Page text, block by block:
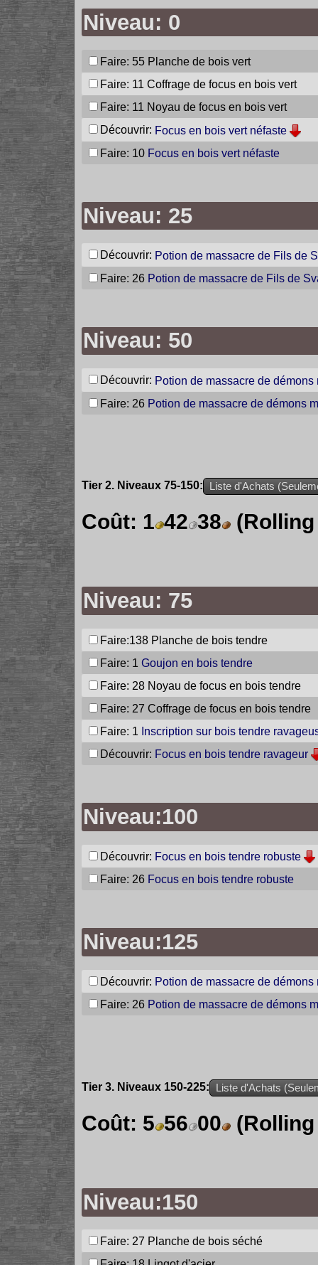
Niveau: 0
Faire: 55 Planche de bois vert
Faire: 11 Coffrage de focus en bois vert
Faire: 11 Noyau de focus en bois vert
Découvrir: Focus en bois vert néfaste
Faire: 10 Focus en bois vert néfaste
Niveau: 25
Découvrir: Potion de massacre de Fils de
Faire: 26 Potion de massacre de Fils de
Niveau: 50
Découvrir: Potion de massacre de démons
Faire: 26 Potion de massacre de démons
Tier 2. Niveaux 75-150: Liste d'Achats
Coût: 1 42 38
Niveau: 75
Faire:138 Planche de bois tendre
Faire: 1 Goujon en bois tendre
Faire: 28 Noyau de focus en bois tendre
Faire: 27 Coffrage de focus en bois tendre
Faire: 1 Inscription sur bois tendre
Découvrir: Focus en bois tendre ravageur
Niveau:100
Découvrir: Focus en bois tendre robuste
Faire: 26 Focus en bois tendre robuste
Niveau:125
Découvrir: Potion de massacre de démons
Faire: 26 Potion de massacre de démons
Tier 3. Niveaux 150-225: Liste d'Achats
Coût: 5 56 00
Niveau:150
Faire: 27 Planche de bois séché